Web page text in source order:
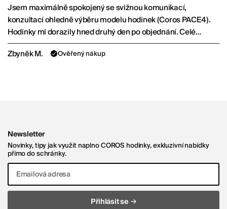
Jsem maximálně spokojený se svižnou komunikací,
konzultací ohledně výběru modelu hodinek (Coros PACE4).
Hodinky mi dorazily hned druhý den po objednání. Celé
skvělé!
Zbyněk M. Ověřený nákup
Newsletter
Novinky, tipy jak využít naplno COROS hodinky, exkluzivní nabídky
přímo do schránky.
Emailová adresa
Přihlásit se →